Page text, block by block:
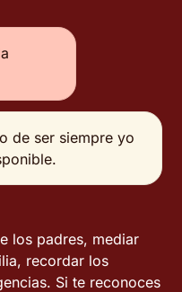
de ser siempre yo
los padres, mediar
recordar los
Si te reconoces